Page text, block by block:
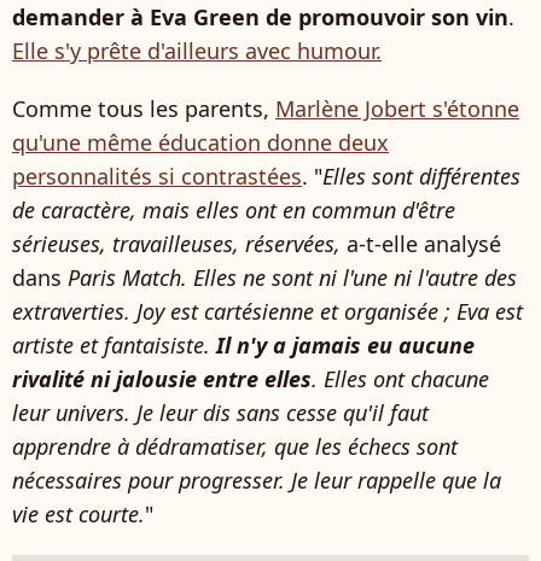
demander à Eva Green de promouvoir son vin.
Elle s'y prête d'ailleurs avec humour.
Comme tous les parents, Marlène Jobert s'étonne
qu'une même éducation donne deux
personnalités si contrastées. "Elles sont différentes
de caractère, mais elles ont en commun d'être
sérieuses, travailleuses, réservées, a-t-elle analysé
dans Paris Match. Elles ne sont ni l'une ni l'autre des
extraverties. Joy est cartésienne et organisée ; Eva est
artiste et fantaisiste.Il n'y a jamais eu aucune
rivalité ni jalousie entre elles. Elles ont chacune
leur univers. Je leur dis sans cesse qu'il faut
apprendre à dédramatiser, que les échecs sont
nécessaires pour progresser. Je leur rappelle que la
vie est courte."